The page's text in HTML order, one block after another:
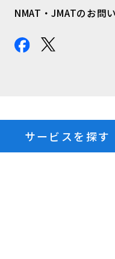
サービスを探す
NMAT・JMATのお問
プライバシーポリシー